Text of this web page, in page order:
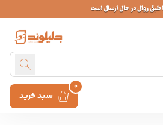
سبد خرید
0